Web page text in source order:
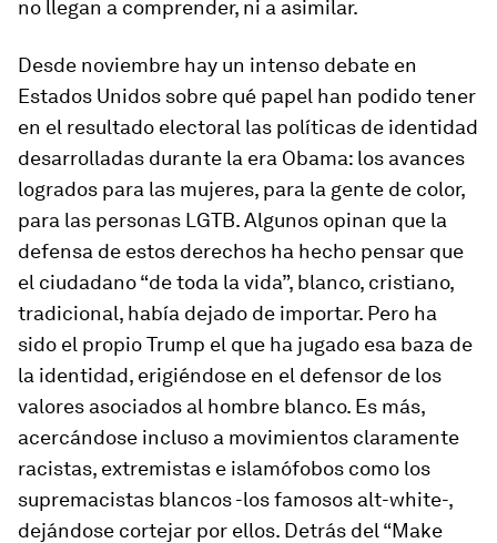
no llegan a comprender, ni a asimilar.
Desde noviembre hay un intenso debate en
Estados Unidos sobre qué papel han podido tener
en el resultado electoral las políticas de identidad
desarrolladas durante la era Obama: los avances
logrados para las mujeres, para la gente de color,
para las personas LGTB. Algunos opinan que la
defensa de estos derechos ha hecho pensar que
el ciudadano “de toda la vida”, blanco, cristiano,
tradicional, había dejado de importar. Pero ha
sido el propio Trump el que ha jugado esa baza de
la identidad, erigiéndose en el defensor de los
valores asociados al hombre blanco. Es más,
acercándose incluso a movimientos claramente
racistas, extremistas e islamófobos como los
supremacistas blancos -los famosos alt-white-,
dejándose cortejar por ellos. Detrás del “Make